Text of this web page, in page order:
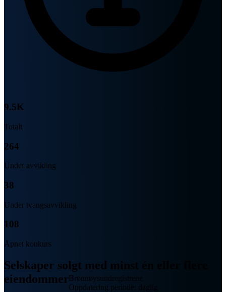
9.5K
Totalt
264
Under avvikling
38
Under tvangsavvikling
108
Åpnet konkurs
Selskaper solgt med minst én eller flere
eiendommerBrønnøysundregistrene
Oppdatering periode: daglig